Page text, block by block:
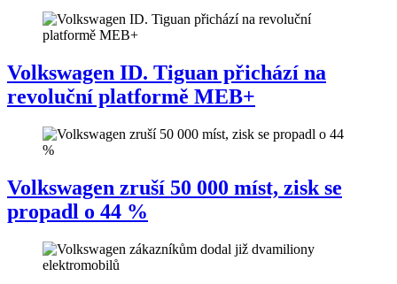
Volkswagen ID. Tiguan přichází na
revoluční platformě MEB+
Volkswagen zruší 50 000 míst, zisk se
propadl o 44 %